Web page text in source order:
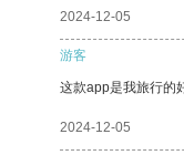
2024-12-05
游客
这款app是我旅行的
2024-12-05